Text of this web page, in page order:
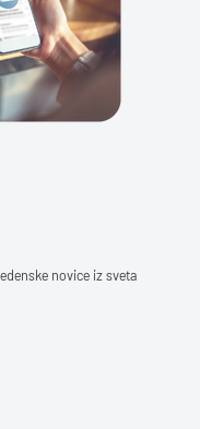
novice iz sveta